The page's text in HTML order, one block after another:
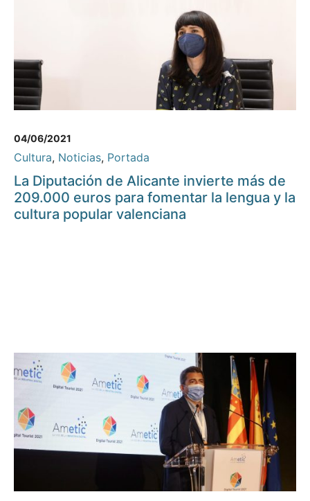
04/06/2021
Cultura, Noticias, Portada
La Diputación de Alicante invierte más de
209.000 euros para fomentar la lengua y la
cultura popular valenciana